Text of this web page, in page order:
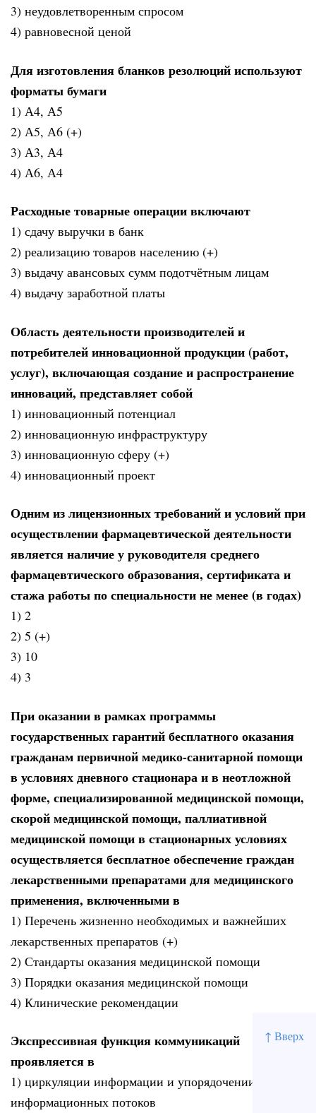
↑ Вверх
3) неудовлетворенным спросом
4) равновесной ценой
Для изготовления бланков резолюций используют
форматы бумаги
1) А4, А5
2) А5, А6 (+)
3) А3, А4
4) А6, А4
Расходные товарные операции включают
1) сдачу выручки в банк
2) реализацию товаров населению (+)
3) выдачу авансовых сумм подотчётным лицам
4) выдачу заработной платы
Область деятельности производителей и
потребителей инновационной продукции (работ,
услуг), включающая создание и распространение
инноваций, представляет собой
1) инновационный потенциал
2) инновационную инфраструктуру
3) инновационную сферу (+)
4) инновационный проект
Одним из лицензионных требований и условий при
осуществлении фармацевтической деятельности
является наличие у руководителя среднего
фармацевтического образования, сертификата и
стажа работы по специальности не менее (в годах)
1) 2
2) 5 (+)
3) 10
4) 3
При оказании в рамках программы
государственных гарантий бесплатного оказания
гражданам первичной медико-санитарной помощи
в условиях дневного стационара и в неотложной
форме, специализированной медицинской помощи,
скорой медицинской помощи, паллиативной
медицинской помощи в стационарных условиях
осуществляется бесплатное обеспечение граждан
лекарственными препаратами для медицинского
применения, включенными в
1) Перечень жизненно необходимых и важнейших
лекарственных препаратов (+)
2) Стандарты оказания медицинской помощи
3) Порядки оказания медицинской помощи
4) Клинические рекомендации
Экспрессивная функция коммуникаций
проявляется в
1) циркуляции информации и упорядочении
информационных потоков